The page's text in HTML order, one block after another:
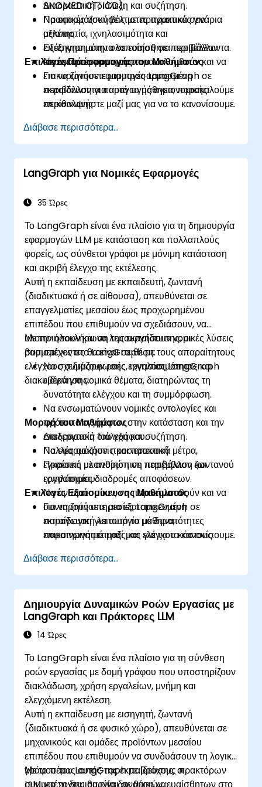
SNOMED CT, ICD).
Να εφαρμόζουν βέλτιστες πρακτικές για
αξιοπιστία, ιχνηλασιμότητα και
επεξηγησιμότητα σε ευαίσθητα περιβάλλοντα.
Να αναπτύσσουν, να παρακολουθούν και να
επικυρώνουν εφαρμογές LangGraph σε
περιβάλλοντα παραγωγής υγειονομικής
περίθαλψης.
Διαδραστική διάλεξη και συζήτηση.
Πρακτικές ασκήσεις με πραγματικά σενάρια
μελέτης.
Εξάσκηση στην υλοποίηση σε περιβάλλον
εικονικού εργαστηρίου.
Επιλογές Προσαρμογής του Μαθήματος
Για να ζητήσετε μια προσαρμοσμένη
εκπαίδευση για αυτό το μάθημα, παρακαλούμε
επικοινωνήστε μαζί μας για να το κανονίσουμε.
Διάβασε περισσότερα...
LangGraph για Νομικές Εφαρμογές
35 Ώρες
Το LangGraph είναι ένα πλαίσιο για τη δημιουργία
εφαρμογών LLM με κατάσταση και πολλαπλούς
φορείς, ως σύνθετοι γράφοι με μόνιμη κατάσταση
και ακριβή έλεγχο της εκτέλεσης.
Αυτή η εκπαίδευση με εκπαιδευτή, ζωντανή
(διαδικτυακά ή σε αίθουσα), απευθύνεται σε
επαγγελματίες μεσαίου έως προχωρημένου
επιπέδου που επιθυμούν να σχεδιάσουν, να
υλοποιήσουν και να λειτουργήσουν νομικές λύσεις
βασισμένες στο LangGraph με τους απαραίτητους
ελέγχους συμμόρφωσης, ιχνηλασιμότητας και
διακυβέρνησης.
Με την ολοκλήρωση της εκπαίδευσης, οι
συμμετέχοντες θα είναι σε θέση:
Να σχεδιάζουν ροές εργασίας LangGraph
ειδικά για νομικά θέματα, διατηρώντας τη
δυνατότητα ελέγχου και τη συμμόρφωση.
Να ενσωματώνουν νομικές οντολογίες και
πρότυπα εγγράφων στην κατάσταση και την
επεξεργασία του γράφου.
Να εφαρμόζουν προστατευτικά μέτρα,
εγκρίσεις με ανθρώπινη παρέμβαση και
ιχνηλάσιμες διαδρομές αποφάσεων.
Να αναπτύσσουν, να παρακολουθούν και να
συντηρούν υπηρεσίες LangGraph σε
παραγωγική λειτουργία με δυνατότητες
παρατηρησιμότητας και ελέγχου κόστους.
Μορφή του Μαθήματος
Διαδραστική διάλεξη και συζήτηση.
Πολλές ασκήσεις και πρακτική.
Πρακτική υλοποίηση σε περιβάλλον ζωντανού
εργαστηρίου.
Επιλογές Εξατομίκευσης Μαθήματος
Για να ζητήσετε μια εξατομικευμένη
εκπαίδευση για αυτό το μάθημα,
επικοινωνήστε μαζί μας για να το κανονίσουμε.
Διάβασε περισσότερα...
Δημιουργία Δυναμικών Ροών Εργασίας με
LangGraph και Πράκτορες LLM
14 Ώρες
Το LangGraph είναι ένα πλαίσιο για τη σύνθεση
ροών εργασίας με δομή γράφου που υποστηρίζουν
διακλάδωση, χρήση εργαλείων, μνήμη και
ελεγχόμενη εκτέλεση.
Αυτή η εκπαίδευση με εισηγητή, ζωντανή
(διαδικτυακά ή σε φυσικό χώρο), απευθύνεται σε
μηχανικούς και ομάδες προϊόντων μεσαίου
επιπέδου που επιθυμούν να συνδυάσουν τη λογική
γράφου του LangGraph με βρόχους πρακτόρων
LLM για τη δημιουργία δυναμικών, ευαίσθητων στο
Με το πέρας αυτής της εκπαίδευσης, οι
συμμετέχοντες θα είναι σε θέση να: